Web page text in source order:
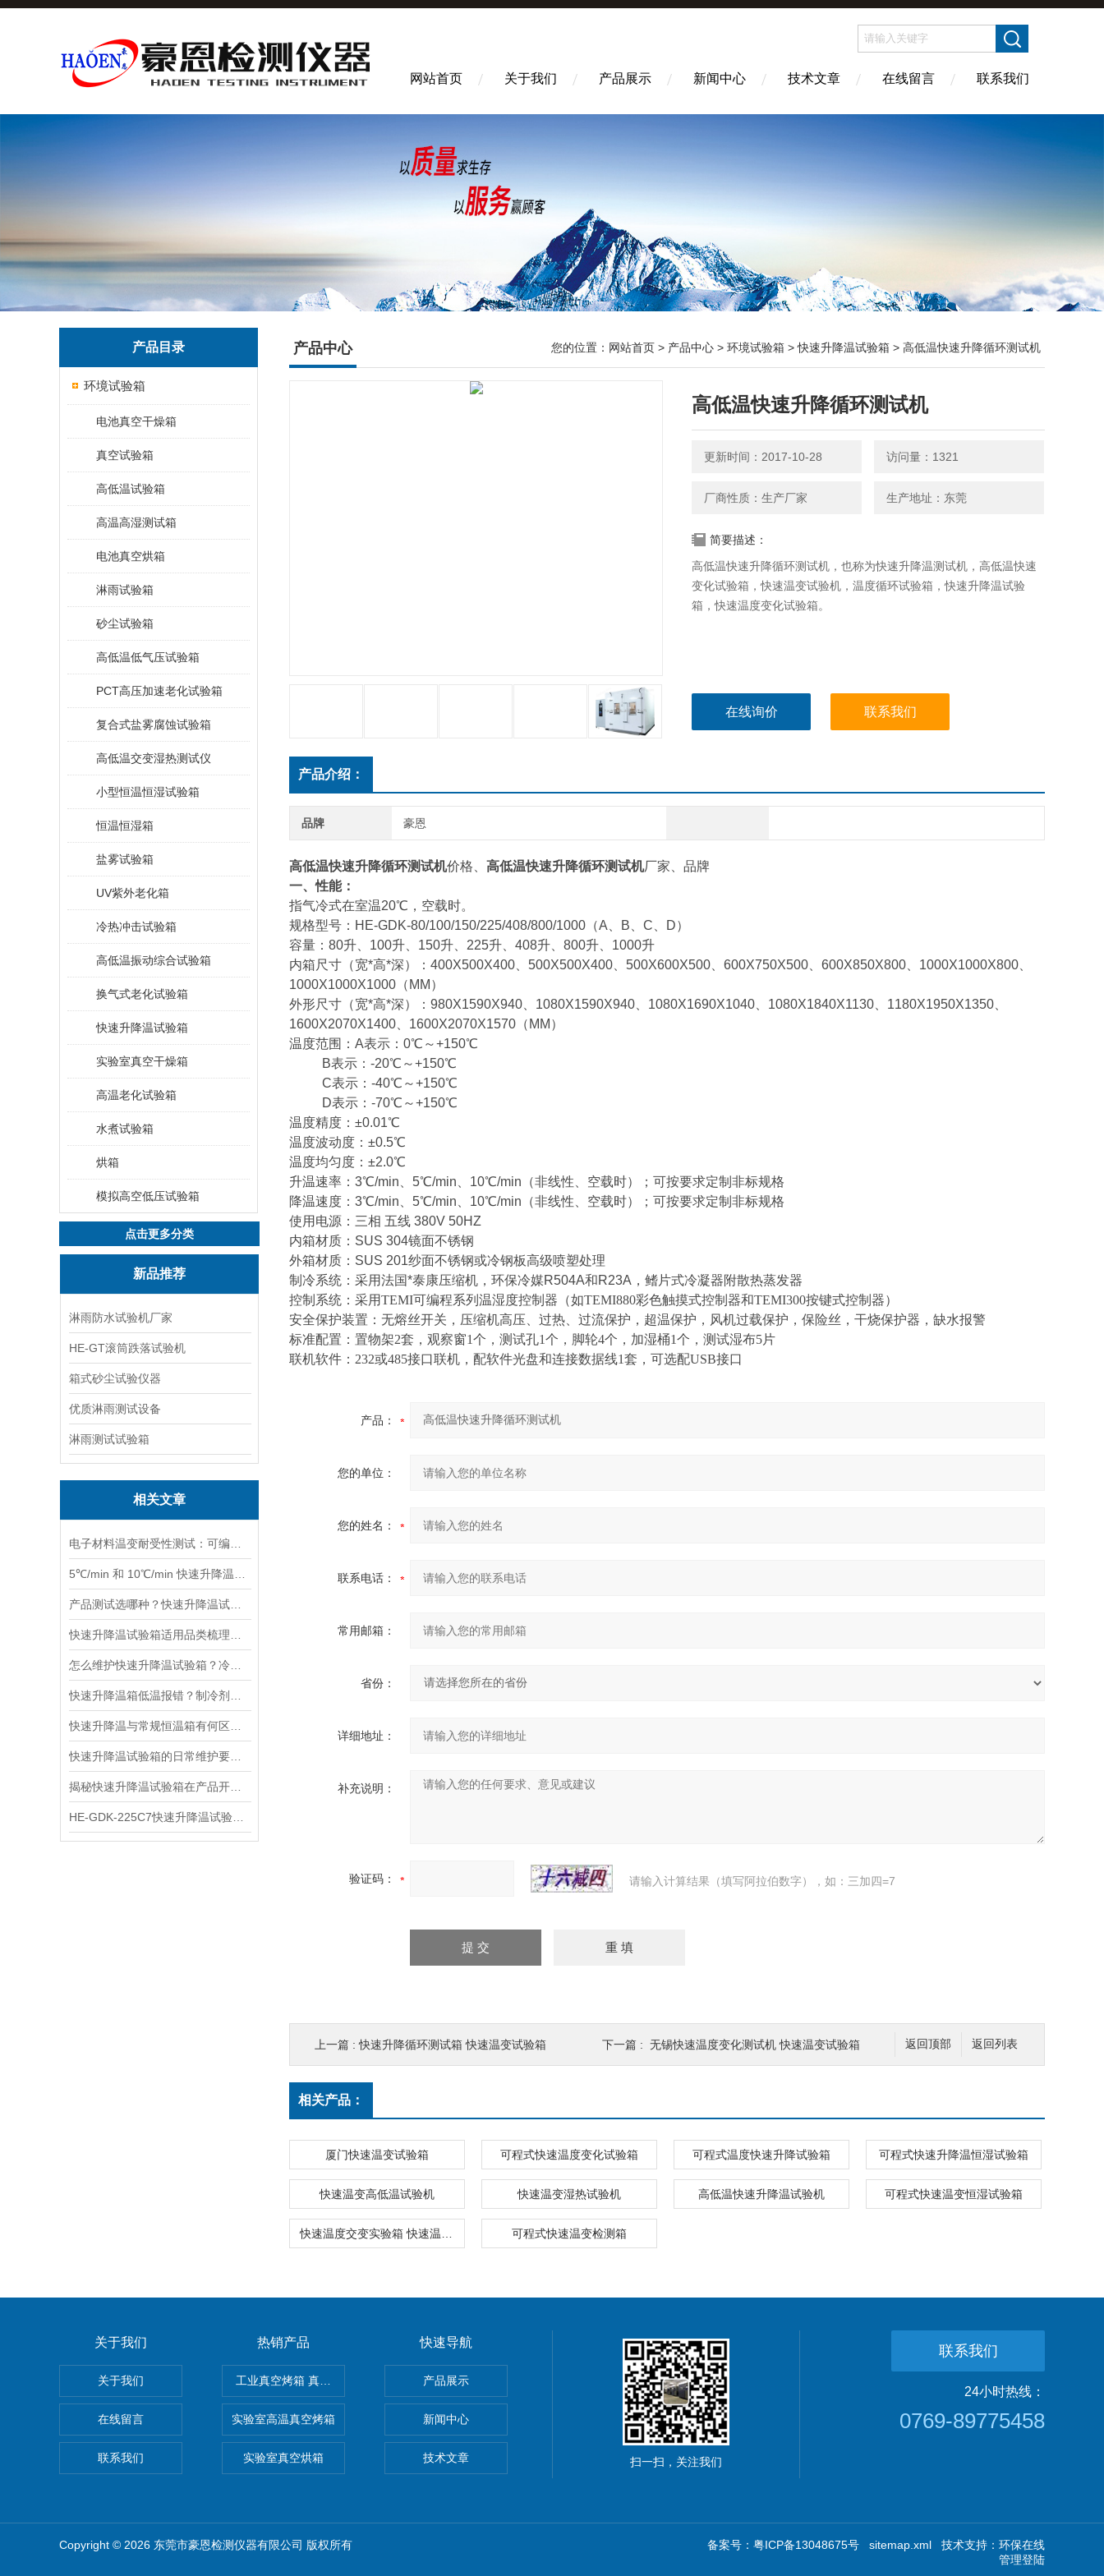
网站首页 关于我们 产品展示 新闻中心 技术文章 在线留言 联系我们
产品目录
环境试验箱
电池真空干燥箱
真空试验箱
高低温试验箱
高温高湿测试箱
电池真空烘箱
淋雨试验箱
砂尘试验箱
高低温低气压试验箱
PCT高压加速老化试验箱
复合式盐雾腐蚀试验箱
高低温交变湿热测试仪
小型恒温恒湿试验箱
恒温恒湿箱
盐雾试验箱
UV紫外老化箱
冷热冲击试验箱
高低温振动综合试验箱
换气式老化试验箱
快速升降温试验箱
实验室真空干燥箱
高温老化试验箱
水煮试验箱
烘箱
模拟高空低压试验箱
点击更多分类
新品推荐
淋雨防水试验机厂家
HE-GT滚筒跌落试验机
箱式砂尘试验仪器
优质淋雨测试设备
淋雨测试试验箱
相关文章
产品中心 您的位置： 网站首页 > 产品中心 > 环境试验箱 >快速升降温试验箱 > 高低温快速升降循环测试机
高低温快速升降循环测试机
更新时间：2017-10-28 访问量：1321
厂商性质：生产厂家 生产地址：东莞
简要描述：
高低温快速升降循环测试机，也称为快速升降温测试机，高低温快速
变化试验箱，快速温变试验机，温度循环试验箱，快速升降温试验
箱，快速温度变化试验箱。
在线询价 联系我们
产品介绍：
品牌 豪恩
高低温快速升降循环测试机价格、 高低温快速升降循环测试机厂家、 品牌
一、性能：
指气冷式在室温20℃，空载时。
规格型号：HE-GDK-80/100/150/225/408/800/1000（A、B、C、D）
容量：80升、100升、150升、225升、408升、800升、1000升
内箱尺寸（宽*高*深）：400X500X400、500X500X400、500X600X500、600X750X500、600X850X800、1000X1000X800、
1000X1000X1000（MM）
外形尺寸（宽*高*深）：980X1590X940、1080X1590X940、1080X1690X1040、1080X1840X1130、1180X1950X1350、
1600X2070X1400、1600X2070X1570（MM）
温度范围：A表示：0℃～+150℃
B表示：-20℃～+150℃
C表示：-40℃～+150℃
D表示：-70℃～+150℃
温度精度：±0.01℃
温度波动度：±0.5℃
温度均匀度：±2.0℃
升温速率：3℃/min、5℃/min、10℃/min（非线性、空载时）；可按要求定制非标规格
降温速度：3℃/min、5℃/min、10℃/min（非线性、空载时）；可按要求定制非标规格
使用电源：三相 五线 380V 50HZ
内箱材质：SUS 304镜面不锈钢
外箱材质：SUS 201纱面不锈钢或冷钢板高级喷塑处理
制冷系统：采用法国*泰康压缩机，环保冷媒R504A和R23A，鳍片式冷凝器附散热蒸发器
控制系统：采用TEMI可编程系列温湿度控制器（如TEMI880彩色触摸式控制器和TEMI300按键式控制器）
安全保护装置：无熔丝开关，压缩机高压、过热、过流保护，超温保护，风机过载保护，保险丝，干烧保护器，缺水报警
标准配置：置物架2套，观察窗1个，测试孔1个，脚轮4个，加湿桶1个，测试湿布5片
联机软件：232或485接口联机，配软件光盘和连接数据线1套，可选配USB接口
产品：
您的单位：
您的姓名：
联系电话：
常用邮箱：
省份：
详细地址：
补充说明：
验证码： 请输入计算结果（填写阿拉伯数字），如：三加四=7
返回列表
返回顶部
上一篇 :快速升降循环测试箱 快速温变试验箱 下一篇 : 无锡快速温度变化测试机 快速温变试验箱
相关产品：
厦门快速温变试验箱 可程式快速温度变化试验箱 可程式温度快速升降试验箱 可程式快速升降温恒湿试验箱
快速温变高低温试验机 快速温变湿热试验机 高低温快速升降温试验机 可程式快速温变恒湿试验箱
可程式快速温变检测箱
关于我们
关于我们
在线留言
联系我们
热销产品
工业真空烤箱 真空烘箱
实验室高温真空烤箱
实验室真空烘箱
快速导航
产品展示
新闻中心
技术文章 扫一扫，关注我们
联系我们
24小时热线：
0769-89775458
Copyright © 2026 东莞市豪恩检测仪器有限公司 版权所有 备案号：粤ICP备13048675号 sitemap.xml 技术支持： 环保在线
管理登陆